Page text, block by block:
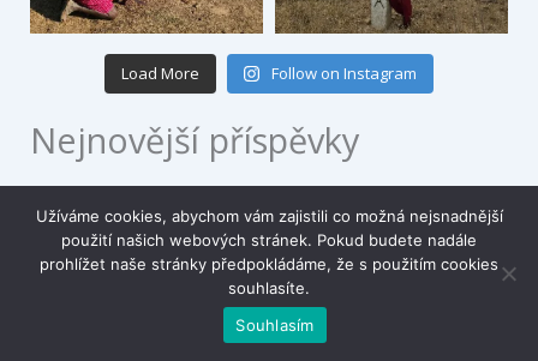
Load More Follow on Instagram
Nejnovější příspěvky
Užíváme cookies, abychom vám zajistili co možná nejsnadnější
použití našich webových stránek. Pokud budete nadále
prohlížet naše stránky předpokládáme, že s použitím cookies
souhlasíte.
Souhlasím